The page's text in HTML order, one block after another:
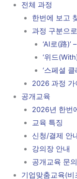
전체 과정
한번에 보고
과정 구분으
‘AI로(路)’
‘위드
‘스페셜
2026 과정 가
공개교육
2026년 한번
교육 특징
신청/결제 안
강의장 안내
공개교육 문
기업맞춤교육(비